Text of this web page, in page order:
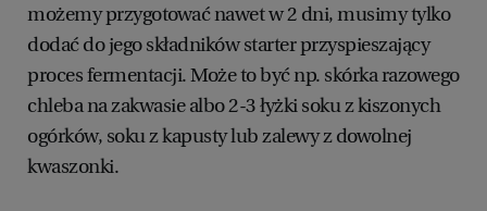
możemy przygotować nawet w 2 dni, musimy tylko
dodać do jego składników starter przyspieszający
proces fermentacji. Może to być np. skórka razowego
chleba na zakwasie albo 2-3 łyżki soku z kiszonych
ogórków, soku z kapusty lub zalewy z dowolnej
kwaszonki.